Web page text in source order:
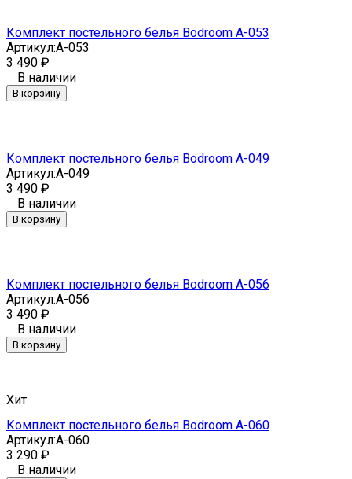
Комплект постельного белья Bodroom A-053
Артикул:A-053
3 490 ₽
В наличии
В корзину
Комплект постельного белья Bodroom A-049
Артикул:A-049
3 490 ₽
В наличии
В корзину
Комплект постельного белья Bodroom A-056
Артикул:A-056
3 490 ₽
В наличии
В корзину
Хит
Комплект постельного белья Bodroom A-060
Артикул:A-060
3 290 ₽
В наличии